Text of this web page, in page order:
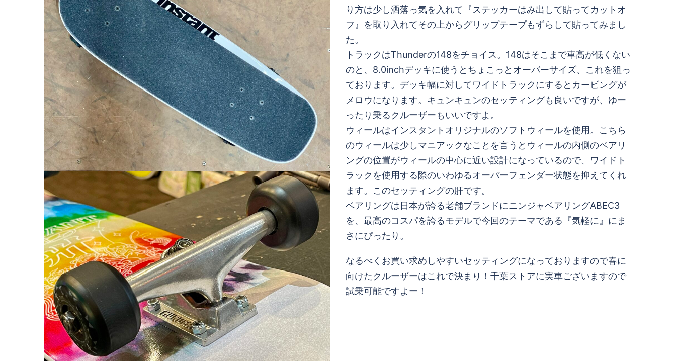
り方は少し洒落っ気を入れて『ステッカーはみ出して貼ってカットオ
フ』を取り入れてその上からグリップテープもずらして貼ってみまし
た。
トラックはThunderの148をチョイス。148はそこまで車高が低くない
のと、8.0inchデッキに使うとちょこっとオーバーサイズ、これを狙っ
ております。デッキ幅に対してワイドトラックにするとカービングが
メロウになります。キュンキュンのセッティングも良いですが、ゆー
ったり乗るクルーザーもいいですよ。
ウィールはインスタントオリジナルのソフトウィールを使用。こちら
のウィールは少しマニアックなことを言うとウィールの内側のベアリ
ングの位置がウィールの中心に近い設計になっているので、ワイドト
ラックを使用する際のいわゆるオーバーフェンダー状態を抑えてくれ
ます。このセッティングの肝です。
ベアリングは日本が誇る老舗ブランドにニンジャベアリングABEC3
を、最高のコスパを誇るモデルで今回のテーマである『気軽に』にま
さにぴったり。
なるべくお買い求めしやすいセッティングになっておりますので春に
向けたクルーザーはこれで決まり！千葉ストアに実車ございますので
試乗可能ですよー！